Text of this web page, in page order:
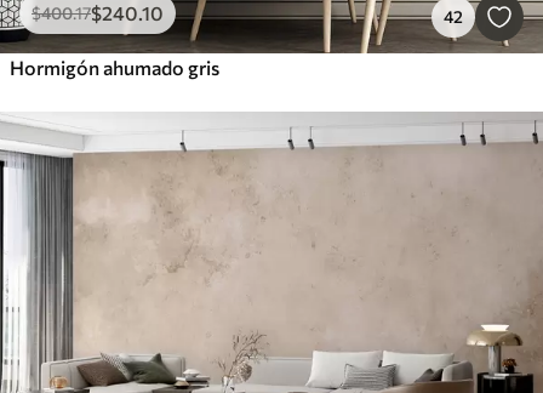
$400.17$240.10 42
Hormigón ahumado gris